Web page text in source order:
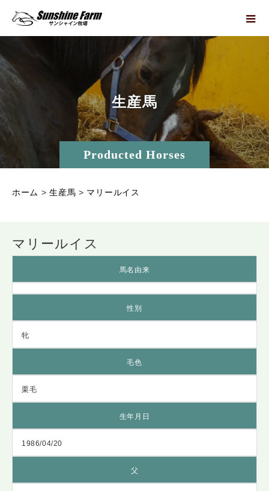
Producted Horses
生産馬
ホーム >生産馬 > マリールイス
マリールイス
馬名由来
性別
牝
毛色
栗毛
生年月日
1986/04/20
父